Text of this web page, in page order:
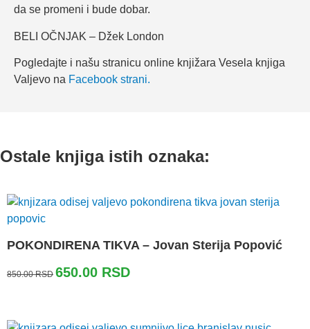
da se promeni i bude dobar.
BELI OČNJAK – Džek London
Pogledajte i našu stranicu online knjižara Vesela knjiga
Valjevo na Facebook strani.
Ostale knjiga istih oznaka:
POKONDIRENA TIKVA – Jovan Sterija Popović
850.00RSD
Originalna
cena
650.00 RSD